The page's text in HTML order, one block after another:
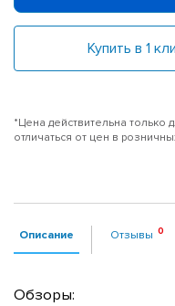
Купить в 1
*Цена действительна только
отличаться от цен в
Описание Отзывы
Обзоры: